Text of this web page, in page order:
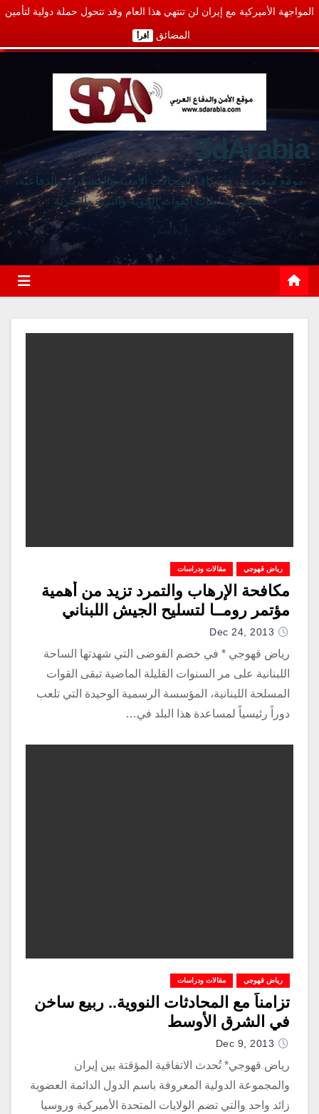
المواجهة الأميركية مع إيران لن تنتهي هذا العام وقد تتحول حملة دولية لتأمين
المضائق أقرأ
SdArabia
موقع متخصص في كافة المجالات الأمنية والعسكرية والدفاعية،
يغطي نشاطات القوات الجوية والبرية والبحرية
رياض قهوجي مقالات ودراسات
مكافحة الإرهاب والتمرد تزيد من أهمية
مؤتمر رومــا لتسليح الجيش اللبناني
Dec 24, 2013
رياض قهوجي * في خضم الفوضى التي شهدتها الساحة
اللبنانية على مر السنوات القليلة الماضية تبقى القوات
المسلحة اللبنانية، المؤسسة الرسمية الوحيدة التي تلعب
دوراً رئيسياً لمساعدة هذا البلد في…
رياض قهوجي مقالات ودراسات
تزامناً مع المحادثات النووية.. ربيع ساخن
في الشرق الأوسط
Dec 9, 2013
رياض قهوجي* تُحدث الاتفاقية المؤقتة بين إيران
والمجموعة الدولية المعروفة باسم الدول الدائمة العضوية
زائد واحد والتي تضم الولايات المتحدة الأميركية وروسيا